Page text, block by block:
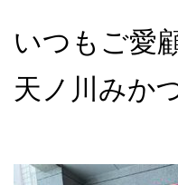
いつもご愛
天ノ川みか